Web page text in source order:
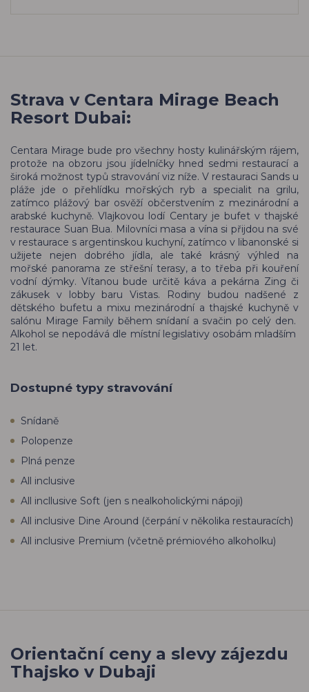
Strava v Centara Mirage Beach
Resort Dubai:
Centara Mirage bude pro všechny hosty kulinářským rájem,
protože na obzoru jsou jídelníčky hned sedmi restaurací a
široká možnost typů stravování viz níže. V restauraci Sands u
pláže jde o přehlídku mořských ryb a specialit na grilu,
zatímco plážový bar osvěží občerstvením z mezinárodní a
arabské kuchyně. Vlajkovou lodí Centary je bufet v thajské
restaurace Suan Bua. Milovníci masa a vína si přijdou na své
v restaurace s argentinskou kuchyní, zatímco v libanonské si
užijete nejen dobrého jídla, ale také krásný výhled na
mořské panorama ze střešní terasy, a to třeba při kouření
vodní dýmky. Vítanou bude určitě káva a pekárna Zing či
zákusek v lobby baru Vistas. Rodiny budou nadšené z
dětského bufetu a mixu mezinárodní a thajské kuchyně v
salónu Mirage Family během snídaní a svačin po celý den.
Alkohol se nepodává dle místní legislativy osobám mladším
21 let.
Dostupné typy stravování
Snídaně
Polopenze
Plná penze
All inclusive
All incllusive Soft (jen s nealkoholickými nápoji)
All inclusive Dine Around (čerpání v několika restauracích)
All inclusive Premium (včetně prémiového alkoholku)
Orientační ceny a slevy zájezdu
Thajsko v Dubaji